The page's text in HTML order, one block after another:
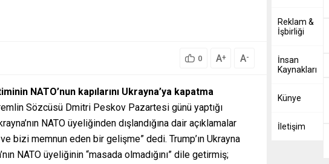
0 A+ A-
NATO’nun kapılarını Ukrayna’ya kapatma
Sözcüsü Dmitri Peskov Pazartesi günü yaptığı
NATO üyeliğinden dışlandığına dair açıklamalar
bizi memnun eden bir gelişme” dedi. Trump’ın Ukrayna
NATO üyeliğinin “masada olmadığını” dile getirmiş;
Reklam &
İşbirliği
İnsan
Kaynakları
Künye
İletişim